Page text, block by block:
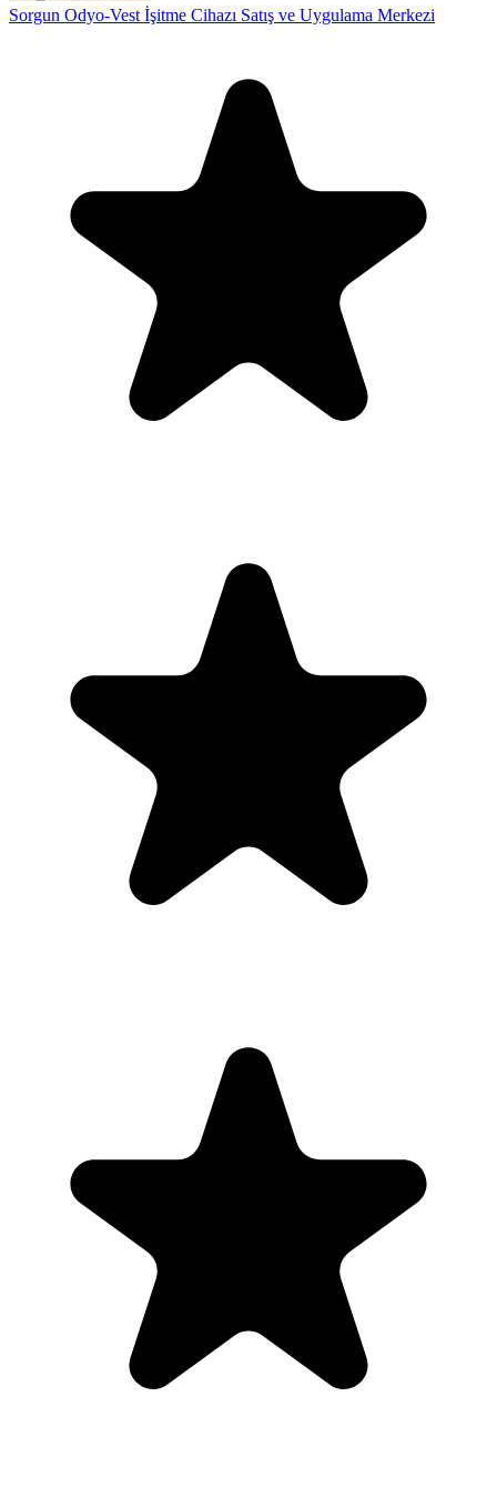
Sorgun Odyo-Vest İşitme Cihazı Satış ve Uygulama Merkezi